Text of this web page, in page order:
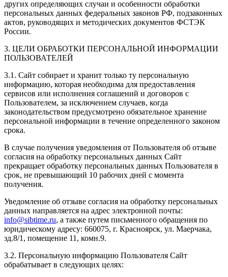
других определяющих случаи и особенности обработки
персональных данных федеральных законов РФ, подзаконных
актов, руководящих и методических документов ФСТЭК
России.
3. ЦЕЛИ ОБРАБОТКИ ПЕРСОНАЛЬНОЙ ИНФОРМАЦИИ
ПОЛЬЗОВАТЕЛЕЙ
3.1. Сайт собирает и хранит только ту персональную
информацию, которая необходима для предоставления
сервисов или исполнения соглашений и договоров с
Пользователем, за исключением случаев, когда
законодательством предусмотрено обязательное хранение
персональной информации в течение определенного законом
срока.
В случае получения уведомления от Пользователя об отзыве
согласия на обработку персональных данных Сайт
прекращает обработку персональных данных Пользователя в
срок, не превышающий 10 рабочих дней с момента
получения.
Уведомление об отзыве согласия на обработку персональных
данных направляется на адрес электронной почты:
info@sibtime.ru, а также путем письменного обращения по
юридическому адресу: 660075, г. Красноярск, ул. Маерчака,
зд.8/1, помещение 11, комн.9.
3.2. Персональную информацию Пользователя Сайт
обрабатывает в следующих целях: